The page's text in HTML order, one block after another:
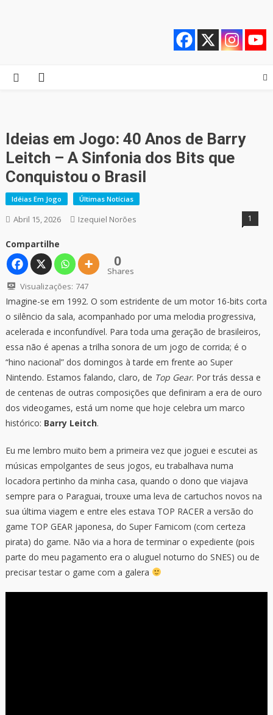
Quebrando o Controle
Ideias em Jogo: 40 Anos de Barry
Leitch – A Sinfonia dos Bits que
Conquistou o Brasil
Idéias Em Jogo Últimas Notícias
Abril 15, 2026 Izequiel Norões 1
Compartilhe
0
Shares
Visualizações: 747
Imagine-se em 1992. O som estridente de um motor 16-bits corta
o silêncio da sala, acompanhado por uma melodia progressiva,
acelerada e inconfundível. Para toda uma geração de brasileiros,
essa não é apenas a trilha sonora de um jogo de corrida; é o
“hino nacional” dos domingos à tarde em frente ao Super
Nintendo. Estamos falando, claro, de Top Gear. Por trás dessa e
de centenas de outras composições que definiram a era de ouro
dos videogames, está um nome que hoje celebra um marco
histórico: Barry Leitch.
Eu me lembro muito bem a primeira vez que joguei e escutei as
músicas empolgantes de seus jogos, eu trabalhava numa
locadora pertinho da minha casa, quando o dono que viajava
sempre para o Paraguai, trouxe uma leva de cartuchos novos na
sua última viagem e entre eles estava TOP RACER a versão do
game TOP GEAR japonesa, do Super Famicom (com certeza
pirata) do game. Não via a hora de terminar o expediente (pois
parte do meu pagamento era o aluguel noturno do SNES) ou de
precisar testar o game com a galera